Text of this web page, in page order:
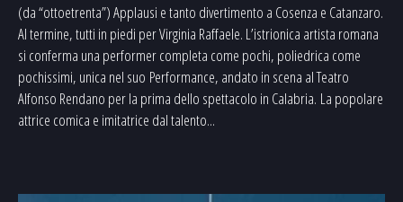
(da “ottoetrenta”) Applausi e tanto divertimento a Cosenza e Catanzaro.
Al termine, tutti in piedi per Virginia Raffaele. L’istrionica artista romana
si conferma una performer completa come pochi, poliedrica come
pochissimi, unica nel suo Performance, andato in scena al Teatro
Alfonso Rendano per la prima dello spettacolo in Calabria. La popolare
attrice comica e imitatrice dal talento...